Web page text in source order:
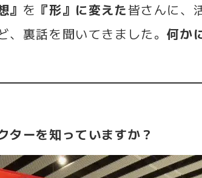
』 を 『形』に変えた皆さんに、
、裏話を聞いてきました。何か
ターを知っていますか？